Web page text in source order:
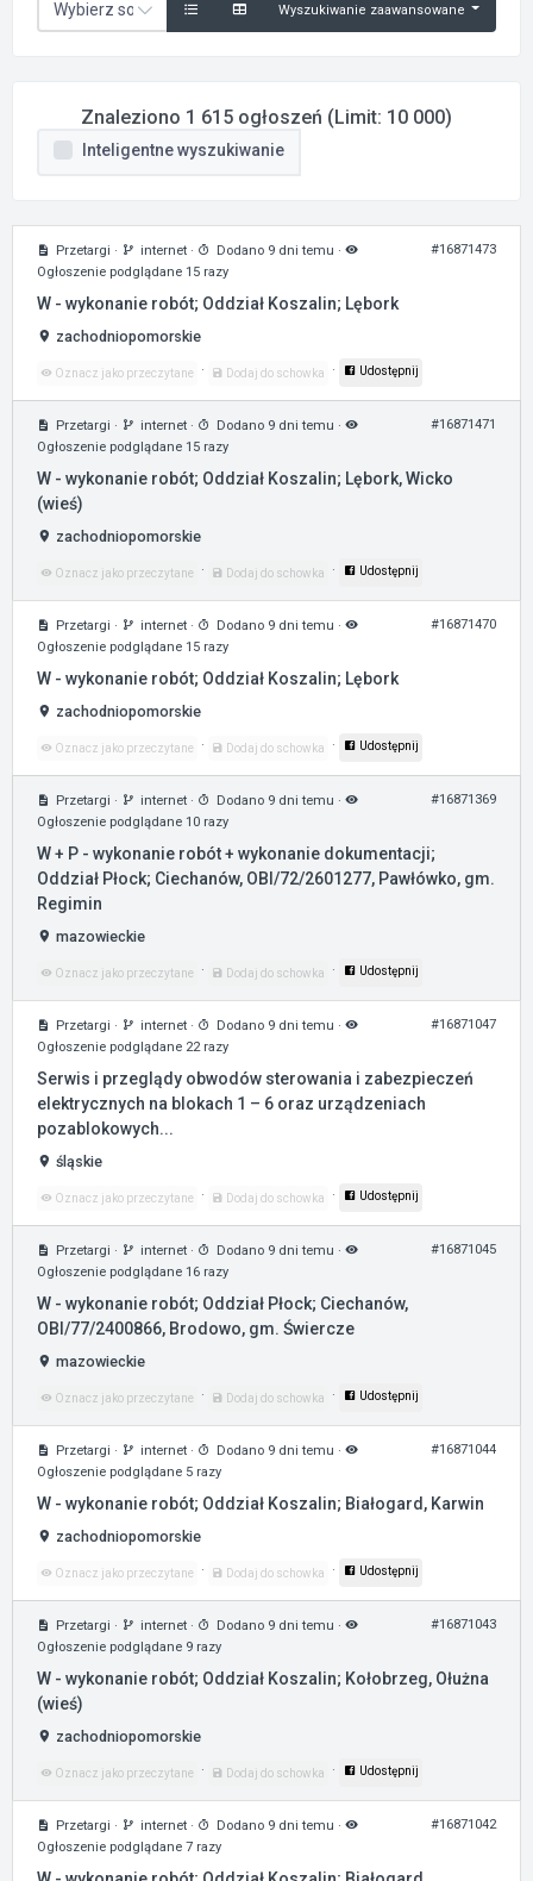
Wyszukiwanie zaawansowane
Znaleziono 1 615 ogłoszeń (Limit: 10 000)
Inteligentne wyszukiwanie
Przetargi · internet · Dodano 9 dni temu ·
Ogłoszenie podglądane 15 razy
#16871473
W - wykonanie robót; Oddział Koszalin; Lębork
zachodniopomorskie
Oznacz jako przeczytane · Dodaj do schowka · Udostępnij
Przetargi · internet · Dodano 9 dni temu ·
Ogłoszenie podglądane 15 razy
#16871471
W - wykonanie robót; Oddział Koszalin; Lębork, Wicko
(wieś)
zachodniopomorskie
Oznacz jako przeczytane · Dodaj do schowka · Udostępnij
Przetargi · internet · Dodano 9 dni temu ·
Ogłoszenie podglądane 15 razy
#16871470
W - wykonanie robót; Oddział Koszalin; Lębork
zachodniopomorskie
Oznacz jako przeczytane · Dodaj do schowka · Udostępnij
Przetargi · internet · Dodano 9 dni temu ·
Ogłoszenie podglądane 10 razy
#16871369
W + P - wykonanie robót + wykonanie dokumentacji;
Oddział Płock; Ciechanów, OBI/72/2601277, Pawłówko, gm.
Regimin
mazowieckie
Oznacz jako przeczytane · Dodaj do schowka · Udostępnij
Przetargi · internet · Dodano 9 dni temu ·
Ogłoszenie podglądane 22 razy
#16871047
Serwis i przeglądy obwodów sterowania i zabezpieczeń
elektrycznych na blokach 1 – 6 oraz urządzeniach
pozablokowych...
śląskie
Oznacz jako przeczytane · Dodaj do schowka · Udostępnij
Przetargi · internet · Dodano 9 dni temu ·
Ogłoszenie podglądane 16 razy
#16871045
W - wykonanie robót; Oddział Płock; Ciechanów,
OBI/77/2400866, Brodowo, gm. Świercze
mazowieckie
Oznacz jako przeczytane · Dodaj do schowka · Udostępnij
Przetargi · internet · Dodano 9 dni temu ·
Ogłoszenie podglądane 5 razy
#16871044
W - wykonanie robót; Oddział Koszalin; Białogard, Karwin
zachodniopomorskie
Oznacz jako przeczytane · Dodaj do schowka · Udostępnij
Przetargi · internet · Dodano 9 dni temu ·
Ogłoszenie podglądane 9 razy
#16871043
W - wykonanie robót; Oddział Koszalin; Kołobrzeg, Ołużna
(wieś)
zachodniopomorskie
Oznacz jako przeczytane · Dodaj do schowka · Udostępnij
Przetargi · internet · Dodano 9 dni temu ·
Ogłoszenie podglądane 7 razy
#16871042